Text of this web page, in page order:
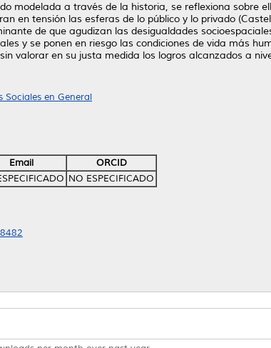
modelada a través de la historia, se reflexiona sobre
en tensión las esferas de lo público y lo privado
de que agudizan las desigualdades
y se ponen en riesgo las condiciones de vida más
valorar en su justa medida los logros alcanzados a
Sociales en General
Email
ORCID
NO ESPECIFICADO